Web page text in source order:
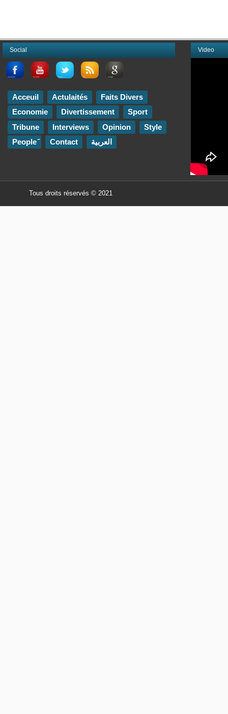
Video
Social
Acceuil Actulaités
Faits Divers
Economie
Divertissement
Sport
Tribune
Interviews Opinion
Style
Contact العربية
Tous droits réservés © 2021